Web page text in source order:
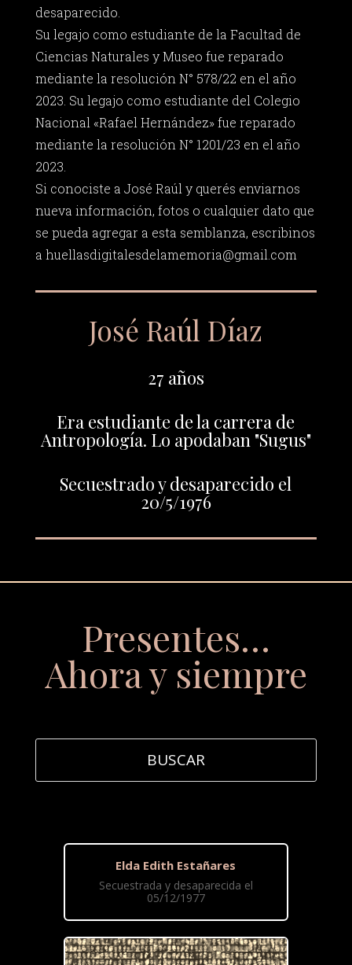
desaparecido.
Su legajo como estudiante de la Facultad de
Ciencias Naturales y Museo fue reparado
mediante la resolución N° 578/22 en el año
2023. Su legajo como estudiante del Colegio
Nacional «Rafael Hernández» fue reparado
mediante la resolución N° 1201/23 en el año
2023.
Si conociste a José Raúl y querés enviarnos
nueva información, fotos o cualquier dato que
se pueda agregar a esta semblanza, escribinos
a huellasdigitalesdelamemoria@gmail.com
José Raúl Díaz
27 años
Era estudiante de la carrera de
Antropología. Lo apodaban "Sugus"
Secuestrado y desaparecido el
20/5/1976
Presentes…
Ahora y siempre
Elda Edith Estañares
Secuestrada y desaparecida el
05/12/1977